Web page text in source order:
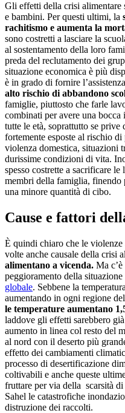
Gli effetti della crisi alimentare
e bambini. Per questi ultimi, la
rachitismo e aumenta la
sono costretti a lasciare la
al sostentamento della loro
preda del reclutamento dei
situazione economica è più
è in grado di fornire
alto rischio di abbandono
famiglie, piuttosto che farle
combinati per avere una
tutte le età, soprattutto se prive
fortemente esposte al rischio
violenza domestica, situazioni
durissime condizioni di vita.
spesso costrette a sacrificare
membri della famiglia, finendo
una minore quantità di cibo.
Cause e fattori
È quindi chiaro che le violenze
volte anche causale della crisi
alimentano a vicenda. Ma
peggioramento della situazione
globale. Sebbene la
aumentando in ogni regione
le temperature aumentano
laddove gli effetti sarebbero
aumento in linea col resto del
al nord con il deserto più
effetto dei cambiamenti
processo di desertificazione
coltivabili e anche queste
fruttare per via della scarsità
Sahel le catastrofiche
distruzione dei raccolti.